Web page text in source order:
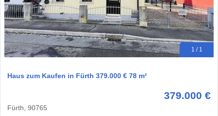
1 / 1
Haus zum Kaufen in Fürth 379.000 € 78 m²
379.000 €
Fürth, 90765